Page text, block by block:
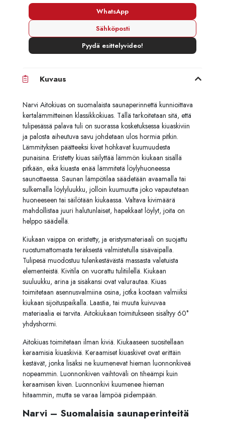
WhatsApp
Sähköposti
Pyydä esittelyvideo!
Kuvaus
Narvi Aitokiuas on suomalaista saunaperinnettä kunnioittava
kertalämmitteinen klassikkokiuas. Tällä tarkoitetaan sitä, että
tulipesässä palava tuli on suorassa kosketuksessa kiuaskiviin
ja palosta aiheutuva savu johdetaan ulos hormia pitkin.
Lämmityksen päätteeksi kivet hohkavat kuumuudesta
punaisina. Eristetty kiuas säilyttää lämmön kiukaan sisällä
pitkään, eikä kiuasta enää lämmitetä löylyhuoneessa
saunottaessa. Saunan lämpötilaa säädetään avaamalla tai
sulkemalla löylyluukku, jolloin kuumuutta joko vapautetaan
huoneeseen tai säilötään kiukaassa. Valtava kivimäärä
mahdollistaa juuri halutunlaiset, hapekkaat löylyt, joita on
helppo säädellä.
Kiukaan vaippa on eristetty, ja eristysmateriaali on suojattu
ruostumattomasta teräksestä valmistetulla sisävaipalla.
Tulipesä muodostuu tulenkestävästä massasta valetuista
elementeistä. Kivitila on vuorattu tulitiilellä. Kiukaan
suuluukku, arina ja sisäkansi ovat valurautaa. Kiuas
toimitetaan asennusvalmiina osina, jotka kootaan valmiiksi
kiukaan sijoituspaikalla. Laastia, tai muuta kuivuvaa
materiaalia ei tarvita. Aitokiukaan toimitukseen sisältyy 60°
yhdyshormi.
Aitokiuas toimitetaan ilman kiviä. Kiukaaseen suositellaan
keraamisia kiuaskiviä. Keraamiset kiuaskivet ovat erittäin
kestävät, jonka lisäksi ne kuumenevat hieman luonnonkiveä
nopeammin. Luonnonkiven vaihtoväli on tiheämpi kuin
keraamisen kiven. Luonnonkivi kuumenee hieman
hitaammin, mutta se varaa lämpöä pidempään.
Narvi – Suomalaisia saunaperinteitä